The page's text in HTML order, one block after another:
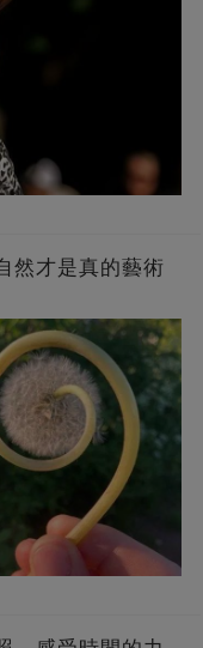
然才是真的藝術